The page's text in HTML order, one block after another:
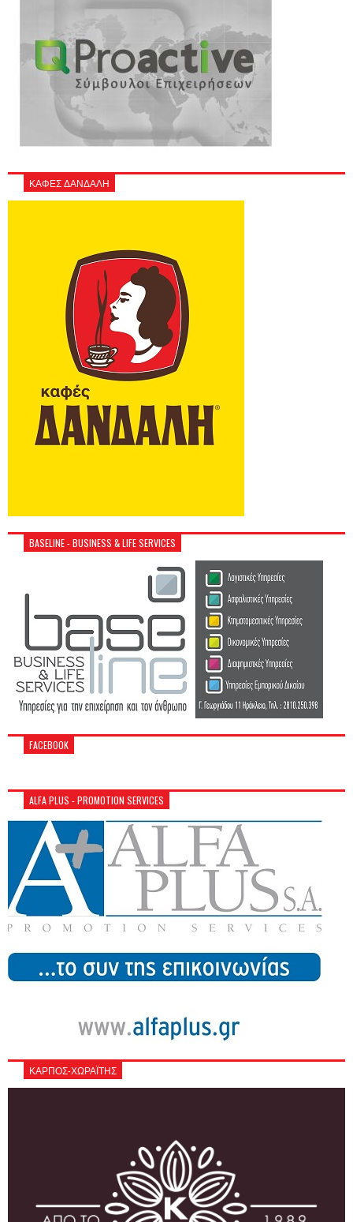
ΚΑΦΕΣ ΔΑΝΔΑΛΗ
BASELINE - BUSINESS & LIFE SERVICES
FACEBOOK
ALFA PLUS - PROMOTION SERVICES
ΚΑΡΠΟΣ-ΧΩΡΑΪΤΗΣ